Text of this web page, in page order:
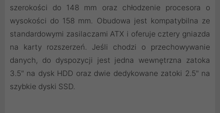
szerokości do 148 mm oraz chłodzenie procesora o
wysokości do 158 mm. Obudowa jest kompatybilna ze
standardowymi zasilaczami ATX i oferuje cztery gniazda
na karty rozszerzeń. Jeśli chodzi o przechowywanie
danych, do dyspozycji jest jedna wewnętrzna zatoka
3.5" na dysk HDD oraz dwie dedykowane zatoki 2.5" na
szybkie dyski SSD.